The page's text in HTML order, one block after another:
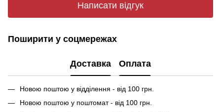
Написати відгук
Поширити у соцмережах
Доставка Оплата
Новою поштою у відділення - від 100 грн.
Новою поштою у поштомат - від 100 грн.